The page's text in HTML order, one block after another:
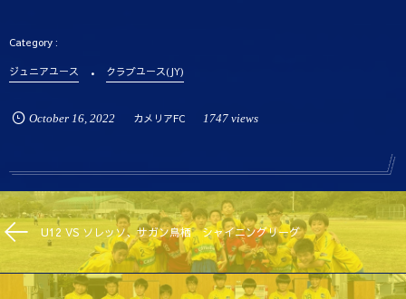
ジュニアユース クラブユース(JY)
October 16, 2022 カメリアFC 1747 views
U12 VS ソレッソ、サガン鳥栖 シャイニングリーグ